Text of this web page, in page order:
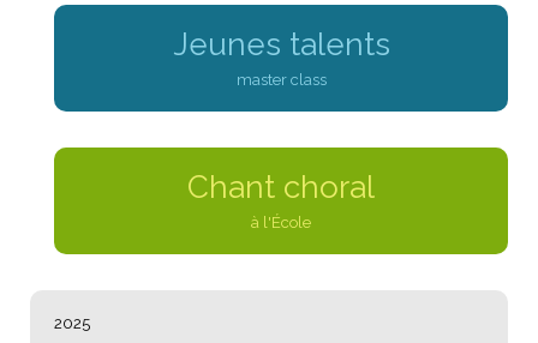
Jeunes talents
master class
Chant choral
à l'École
NAVIGATION
2025